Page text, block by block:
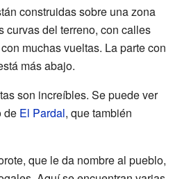
construidas sobre una zona
curvas del terreno, con calles
muchas vueltas. La parte con
más abajo.
son increíbles. Se puede ver
de El Pardal, que también
que le da nombre al pueblo,